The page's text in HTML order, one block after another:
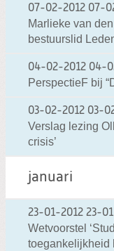
07-02-2012 07-
Marlieke van
bestuurslid
04-02-2012 04-
PerspectieF bij
03-02-2012 03-
Verslag lezing
crisis’
januari
23-01-2012 23-
Wetvoorstel
toegankelijkheid